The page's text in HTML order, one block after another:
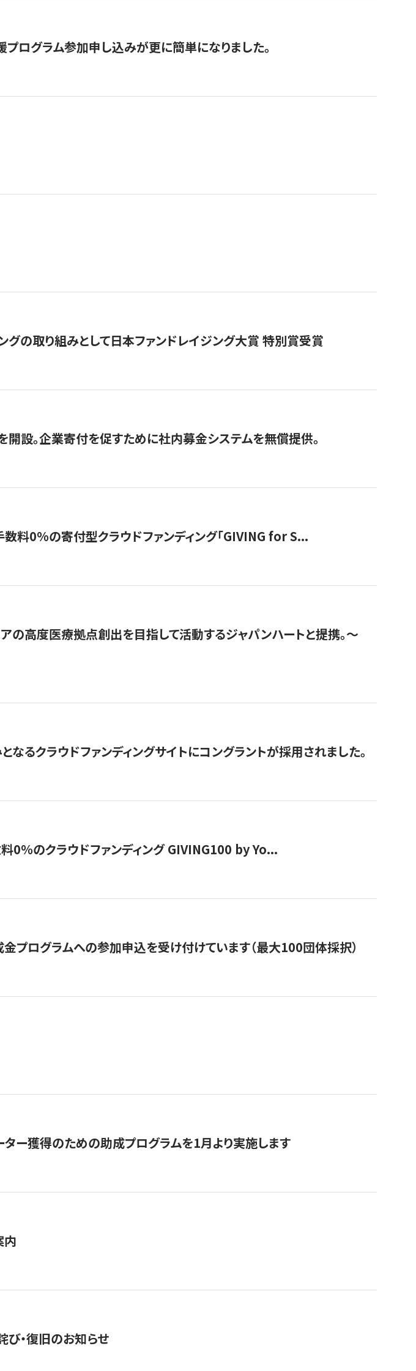
ログラム参加申し込みが更に簡単になりました。
グの取り組みとして日本ファンドレイジング大賞 特別賞受賞
開設。企業寄付を促すために社内募金システムを無償提供。
料0%の寄付型クラウドファンディング「GIVING for S...
の高度医療拠点創出を目指して活動するジャパンハートと提携。〜
るクラウドファンディングサイトにコングラントが採用されました。
0％のクラウドファンディング GIVING100 by Yo...
プログラムへの参加申込を受け付けています（最大100団体採択）
ター獲得のための助成プログラムを1月より実施します
内
・復旧のお知らせ